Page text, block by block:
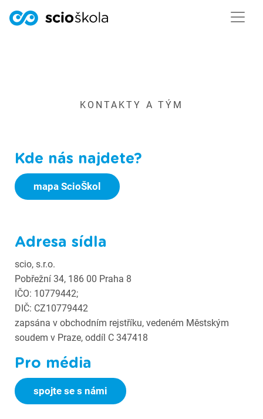
KONTAKTY A TÝM
Kde nás najdete?
mapa ScioŠkol
Adresa sídla
scio, s.r.o.
Pobřežní 34, 186 00 Praha 8
IČO: 10779442;
DIČ: CZ10779442
zapsána v obchodním rejstříku, vedeném Městským
soudem v Praze, oddíl C 347418
Pro média
spojte se s námi